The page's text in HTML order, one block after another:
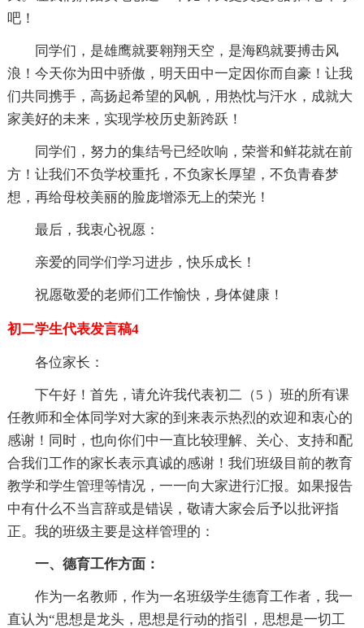
吧！
同学们，是雄鹰就要翱翔天空，是海鸥就要搏击风
浪！今天你为田中骄傲，明天田中一定因你而自豪！让我
们共同携手，高扬起希望的风帆，用热忱与汗水，成就大
家美好的未来，实现学校历史新跨跃！
同学们，努力的集结号已经吹响，荣誉和鲜花就在前
方！让我们不负学校重托，不负家长厚望，不负青春梦
想，再给母校美丽的脸庞增添无上的荣光！
最后，我衷心祝愿：
亲爱的同学们学习进步，快乐成长！
祝愿敬爱的老师们工作愉快，身体健康！
初二学生代表发言稿4
各位家长：
下午好！首先，请允许我代表初二（5 ）班的所有课
任教师和全体同学对大家的到来表示热烈的欢迎和衷心的
感谢！同时，也向你们中一直比较理解、关心、支持和配
合我们工作的家长表示真诚的感谢！我们班级目前的教育
教学和学生管理等情况，一一向大家进行汇报。如果报告
中有什么不当言辞或是错误，敬请大家会后予以批评指
正。我的班级主要是这样管理的：
一、德育工作方面：
作为一名教师，作为一名班级学生德育工作者，我一
直认为“思想是龙头，思想是行动的指引，思想是一切工